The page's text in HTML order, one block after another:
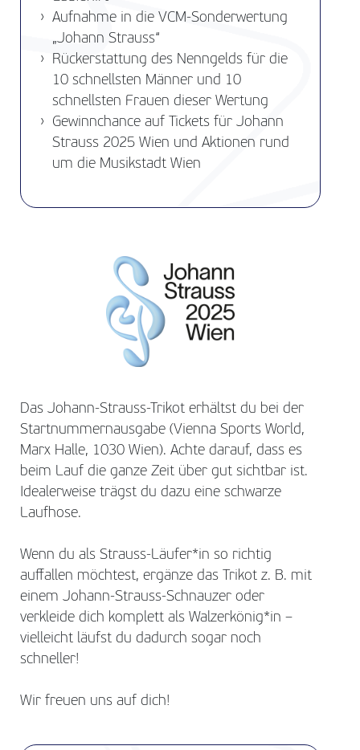
Aufnahme in die VCM-Sonderwertung
„Johann Strauss“
Rückerstattung des Nenngelds für die
10 schnellsten Männer und 10
schnellsten Frauen dieser Wertung
Gewinnchance auf Tickets für Johann
Strauss 2025 Wien und Aktionen rund
um die Musikstadt Wien
Das Johann-Strauss-Trikot erhältst du bei der
Startnummernausgabe (Vienna Sports World,
Marx Halle, 1030 Wien). Achte darauf, dass es
beim Lauf die ganze Zeit über gut sichtbar ist.
Idealerweise trägst du dazu eine schwarze
Laufhose.
Wenn du als Strauss-Läufer*in so richtig
auffallen möchtest, ergänze das Trikot z. B. mit
einem Johann-Strauss-Schnauzer oder
verkleide dich komplett als Walzerkönig*in –
vielleicht läufst du dadurch sogar noch
schneller!
Wir freuen uns auf dich!